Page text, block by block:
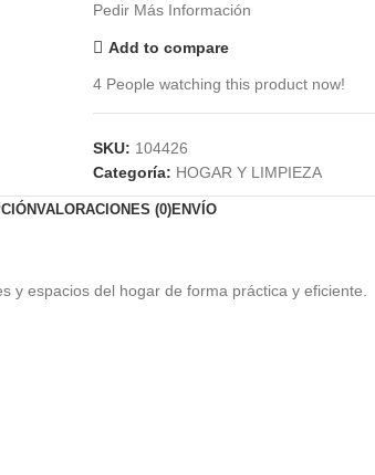
Pedir Más Información
Add to compare
4 People watching this product now!
SKU: 104426
Categoría: HOGAR Y LIMPIEZA
VALORACIONES (0)ENVÍO
y espacios del hogar de forma práctica y eficiente.